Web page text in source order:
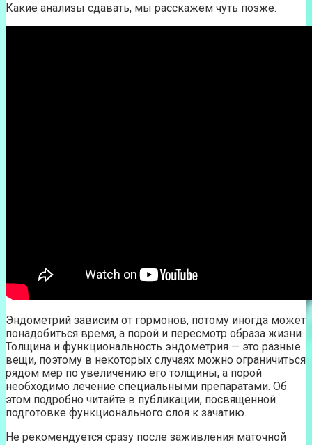
Какие анализы сдавать, мы расскажем чуть позже.
Эндометрий зависим от гормонов, потому иногда может
понадобиться время, а порой и пересмотр образа жизни.
Толщина и функциональность эндометрия — это разные
вещи, поэтому в некоторых случаях можно ограничиться
рядом мер по увеличению его толщины, а порой
необходимо лечение специальными препаратами. Об
этом подробно читайте в публикации, посвященной
подготовке функционального слоя к зачатию.
Не рекомендуется сразу после заживления маточной